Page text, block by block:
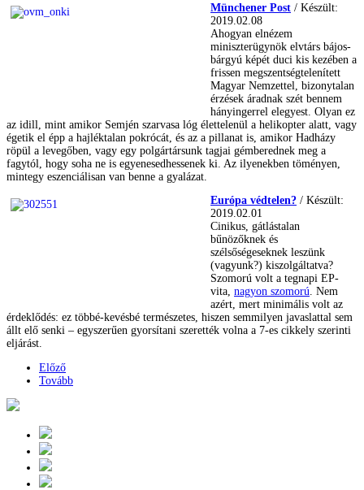
Münchener Post / Készült:
2019.02.08
Ahogyan elnézem
miniszterügynök elvtárs bájos-
bárgyú képét duci kis kezében a
frissen megszentségtelenített
Magyar Nemzettel, bizonytalan
érzések áradnak szét bennem
hányingerrel elegyest. Olyan ez
az idill, mint amikor Semjén szarvasa lóg élettelenül a helikopter alatt, vagy
égetik el épp a hajléktalan pokrócát, és az a pillanat is, amikor Hadházy
röpül a levegőben, vagy egy polgártársunk tagjai gémberednek meg a
fagytól, hogy soha ne is egyenesedhessenek ki. Az ilyenekben töményen,
mintegy eszenciálisan van benne a gyalázat.
Európa védtelen? / Készült:
2019.02.01
Cinikus, gátlástalan
bűnözőknek és
szélsőségeseknek leszünk
(vagyunk?) kiszolgáltatva?
Szomorú volt a tegnapi EP-
vita, nagyon szomorú. Nem
azért, mert minimális volt az
érdeklődés: ez többé-kevésbé természetes, hiszen semmilyen javaslattal sem
állt elő senki – egyszerűen gyorsítani szerették volna a 7-es cikkely szerinti
eljárást.
Előző
Tovább